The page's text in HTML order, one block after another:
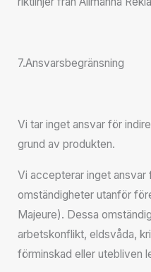
7.Ansvarsbegränsning
Vi tar inget ansvar för
grund av produkten.
Vi accepterar inget
omständigheter utanför
Majeure). Dessa
arbetskonflikt, eldsvåda,
förminskad eller utebliven